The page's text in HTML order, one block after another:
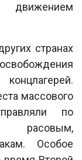
движением
странах
массового
по
расовым,
Особое